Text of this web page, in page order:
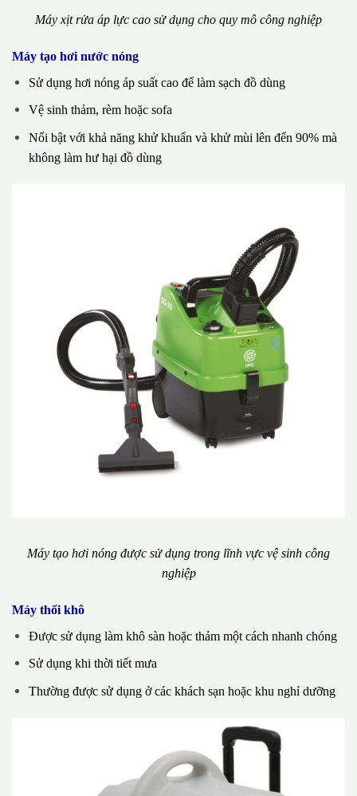
Máy xịt rửa áp lực cao sử dụng cho quy mô công nghiệp
Máy tạo hơi nước nóng
Sử dụng hơi nóng áp suất cao để làm sạch đồ dùng
Vệ sinh thảm, rèm hoặc sofa
Nổi bật với khả năng khử khuẩn và khử mùi lên đến 90% mà
không làm hư hại đồ dùng
Máy tạo hơi nóng được sử dụng trong lĩnh vực vệ sinh công
nghiệp
Máy thổi khô
Được sử dụng làm khô sàn hoặc thảm một cách nhanh chóng
Sử dụng khi thời tiết mưa
Thường được sử dụng ở các khách sạn hoặc khu nghỉ dưỡng